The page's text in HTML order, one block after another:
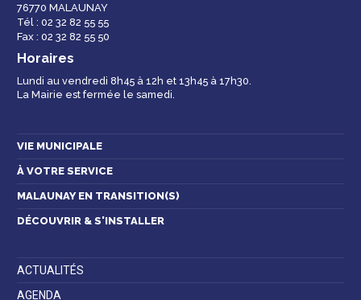
Espace famille
76770 MALAUNAY
Tél : 02 32 82 55 55
Fax : 02 32 82 55 50
Horaires
Lundi au vendredi 8h45 à 12h et 13h45 à 17h30.
La Mairie est fermée le samedi.
VIE MUNICIPALE
À VOTRE SERVICE
MALAUNAY EN TRANSITION(S)
DÉCOUVRIR & S'INSTALLER
ACTUALITÉS
AGENDA